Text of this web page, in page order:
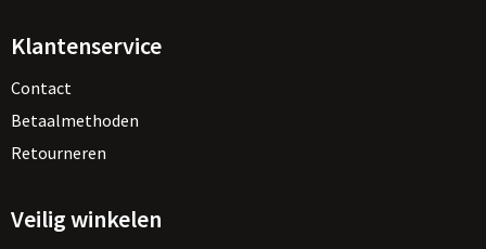
Klantenservice
Contact
Betaalmethoden
Retourneren
Veilig winkelen